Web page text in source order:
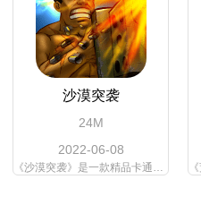
沙漠突袭
24M
2022-06-08
《沙漠突袭》是一款精品卡通风格的射击手游。游戏是横版模式，玩家将面对源源不断前来的敌人。用手中花样繁多的武器给他们迎头痛击。不得不说游戏的爽快感还是非常足的，感兴趣的玩家快来下载吧。